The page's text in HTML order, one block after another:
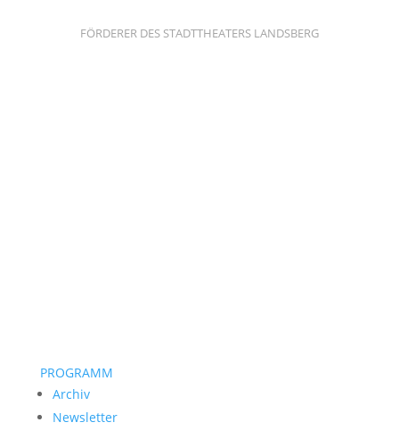
FÖRDERER DES STADTTHEATERS LANDSBERG
PROGRAMM
Archiv
Newsletter